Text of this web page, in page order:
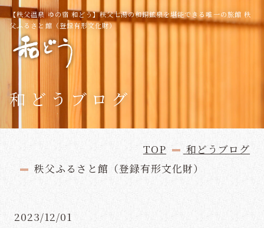
【秩父温泉 ゆの宿 和どう】秩父七湯の和銅鉱泉を堪能できる唯一の旅館 秩
父ふるさと館（登録有形文化財）
和どうブログ
宿泊日
TOP
和どうブログ
秩父ふるさと館（登録有形文化財）
2023/12/01
Language
TOP
和銅鉱泉 客室
お食事 館内施設
周辺観光
Offers Best Deals
おすすめ宿泊プラン
【2025年予約数
☆No.1☆】迷った